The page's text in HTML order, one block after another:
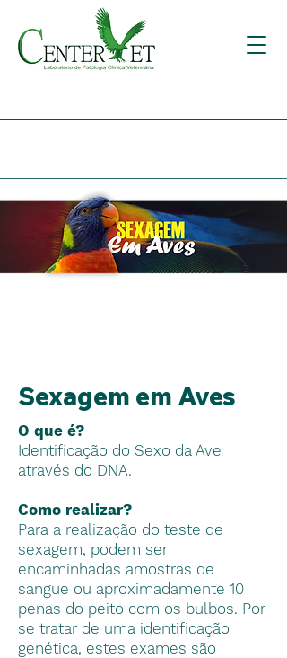
Sexagem em Aves
O que é?
Identificação do Sexo da Ave
através do DNA.
Como realizar?
Para a realização do teste de
sexagem, podem ser
encaminhadas amostras de
sangue ou aproximadamente 10
penas do peito com os bulbos. Por
se tratar de uma identificação
genética, estes exames são